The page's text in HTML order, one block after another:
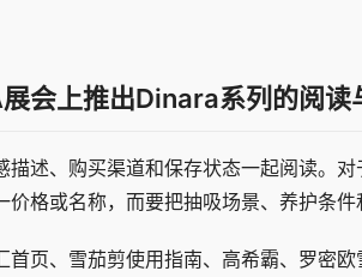
会上推出Dinara系列的阅读
述、购买渠道和保存状态一起阅读。
格或名称，而要把抽吸场景、养护条件
页、雪茄剪使用指南、高希霸、罗密